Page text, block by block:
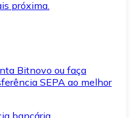
próxima.
Bitnovo ou faça
SEPA ao melhor
bancária